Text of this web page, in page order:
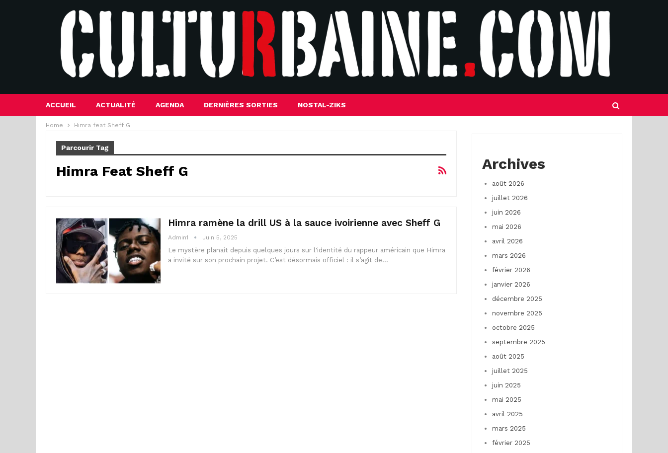
ACCUEIL ACTUALITÉ AGENDA DERNIÈRES SORTIES NOSTAL-ZIKS
Home Himra feat Sheff G
Parcourir Tag
Himra Feat Sheff G
Himra ramène la drill US à la sauce ivoirienne avec Sheff G
Admin1 Juin 5, 2025
Le mystère planait depuis quelques jours sur l'identité du rappeur américain que Himra
a invité sur son prochain projet. C’est désormais officiel : il s’agit de…
Archives
août 2026
juillet 2026
juin 2026
mai 2026
avril 2026
mars 2026
février 2026
janvier 2026
décembre 2025
novembre 2025
octobre 2025
septembre 2025
août 2025
juillet 2025
juin 2025
mai 2025
avril 2025
mars 2025
février 2025